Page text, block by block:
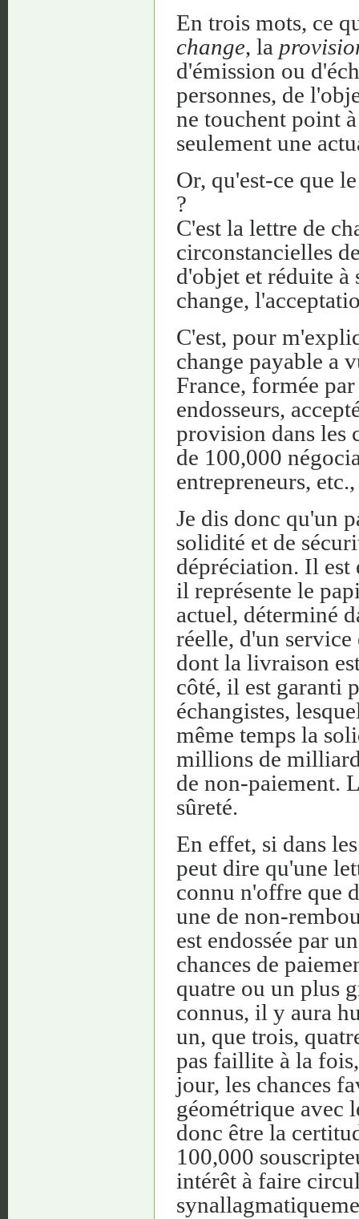
En trois mots, ce
change, la
d'émission ou
personnes, de
ne touchent point
seulement une
Or, qu'est-ce que
?
C'est la lettre de
circonstancielles
d'objet et réduite à
change,
C'est, pour
change payable a
France, formée
endosseurs,
provision dans les
de 100,000
entrepreneurs,
Je dis donc qu'un
solidité et de
dépréciation. Il est
il représente le
actuel, déterminé
réelle, d'un
dont la livraison
côté, il est garanti
échangistes,
même temps la
millions de
de non-paiement.
sûreté.
En effet, si dans
peut dire qu'une
connu n'offre que
une de non-
est endossée par
chances de
quatre ou un plus
connus, il y aura
un, que trois,
pas faillite à la
jour, les chances
géométrique avec
donc être la
100,000
intérêt à faire